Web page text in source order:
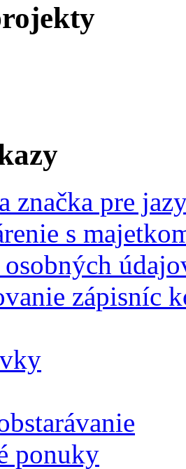
značka pre
s
osobných
zápisníc
ponuky